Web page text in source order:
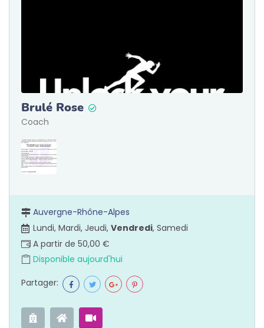
Brulé Rose
Coach
Auvergne-Rhône-Alpes
Lundi, Mardi, Jeudi, Vendredi, Samedi
A partir de 50,00 €
Disponible aujourd'hui
Partager: